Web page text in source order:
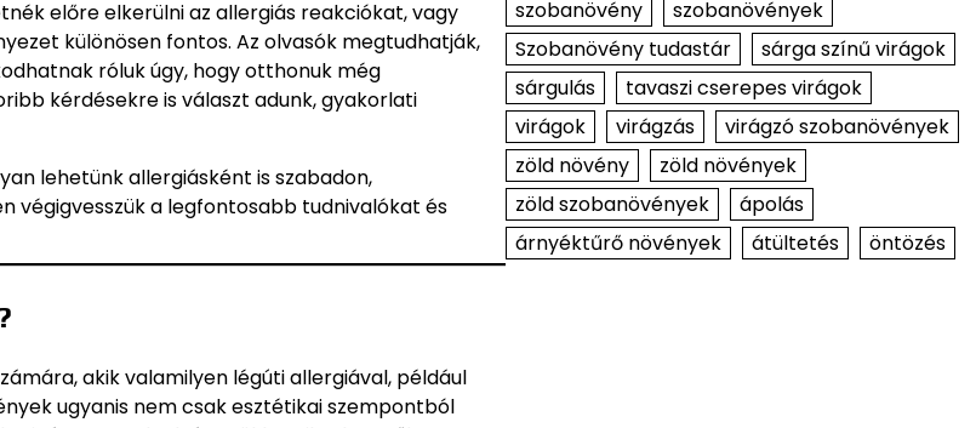
előre elkerülni az allergiás reakciókat, vagy
különösen fontos. Az olvasók megtudhatják,
róluk úgy, hogy otthonuk még
kérdésekre is választ adunk, gyakorlati
lehetünk allergiásként is szabadon,
végigvesszük a legfontosabb tudnivalókat és
akik valamilyen légúti allergiával, például
ugyanis nem csak esztétikai szempontból
szobanövény
szobanövények
Szobanövény tudastár
sárga színű virágok
sárgulás
tavaszi cserepes virágok
virágok
virágzás
virágzó szobanövények
zöld növény
zöld növények
zöld szobanövények
ápolás
árnyéktűrő növények
átültetés öntözés